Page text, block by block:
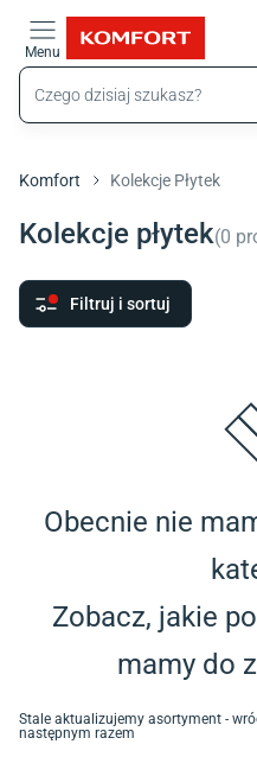
Menu
Komfort Kolekcje Płytek
Kolekcje płytek(0
Filtruj i sortuj
Obecnie nie
Zobacz, jakie
mamy do
Stale aktualizujemy asortyment -
następnym razem